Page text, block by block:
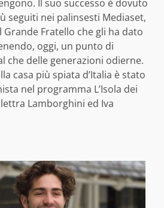
Il suo successo è dovuto
seguiti nei palinsesti Mediaset,
Fratello che gli ha dato
oggi, un punto di
che delle generazioni odierne.
casa più spiata d’Italia è stato
nel programma L’Isola dei
Lamborghini ed Iva